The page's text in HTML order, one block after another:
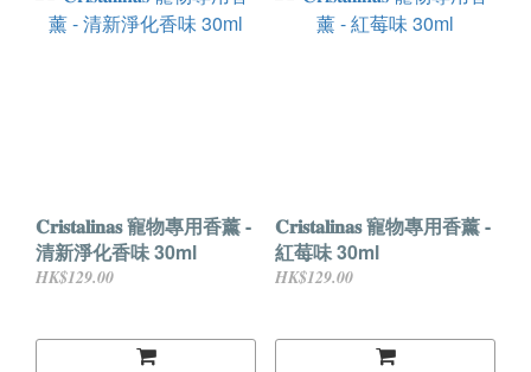
𝐂𝐫𝐢𝐬𝐭𝐚𝐥𝐢𝐧𝐚𝐬 寵物專用香薰 -
清新淨化香味 30ml
HK$129.00
𝐂𝐫𝐢𝐬𝐭𝐚𝐥𝐢𝐧𝐚𝐬 寵物專用香薰 -
紅莓味 30ml
HK$129.00